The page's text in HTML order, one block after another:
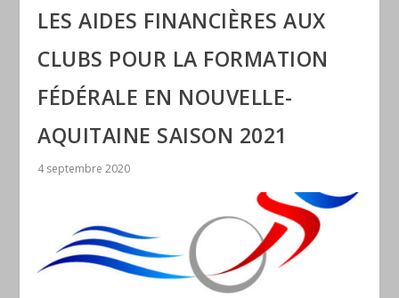
LES AIDES FINANCIÈRES AUX
CLUBS POUR LA FORMATION
FÉDÉRALE EN NOUVELLE-
AQUITAINE SAISON 2021
4 septembre 2020